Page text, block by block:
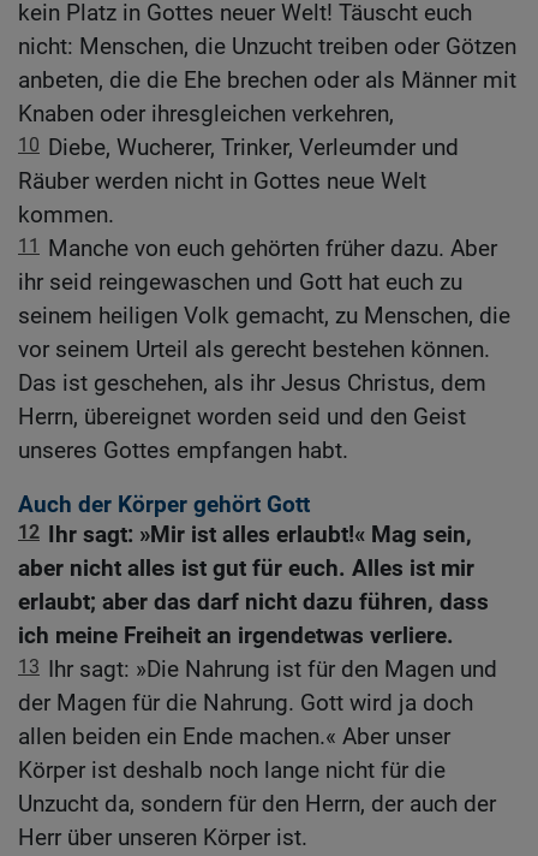
kein Platz in Gottes neuer Welt! Täuscht euch
nicht: Menschen, die Unzucht treiben oder Götzen
anbeten, die die Ehe brechen oder als Männer mit
Knaben oder ihresgleichen verkehren,
10 Diebe, Wucherer, Trinker, Verleumder und
Räuber werden nicht in Gottes neue Welt
kommen.
11
Manche von euch gehörten früher dazu. Aber
ihr seid reingewaschen und Gott hat euch zu
seinem heiligen Volk gemacht, zu Menschen, die
vor seinem Urteil als gerecht bestehen können.
Das ist geschehen, als ihr Jesus Christus, dem
Herrn, übereignet worden seid und den Geist
unseres Gottes empfangen habt.
Auch der Körper gehört Gott
12 Ihr sagt: »Mir ist alles erlaubt!« Mag sein,
aber nicht alles ist gut für euch. Alles ist mir
erlaubt; aber das darf nicht dazu führen, dass
ich meine Freiheit an irgendetwas verliere.
13 Ihr sagt: »Die Nahrung ist für den Magen und
der Magen für die Nahrung. Gott wird ja doch
allen beiden ein Ende machen.« Aber unser
Körper ist deshalb noch lange nicht für die
Unzucht da, sondern für den Herrn, der auch der
Herr über unseren Körper ist.